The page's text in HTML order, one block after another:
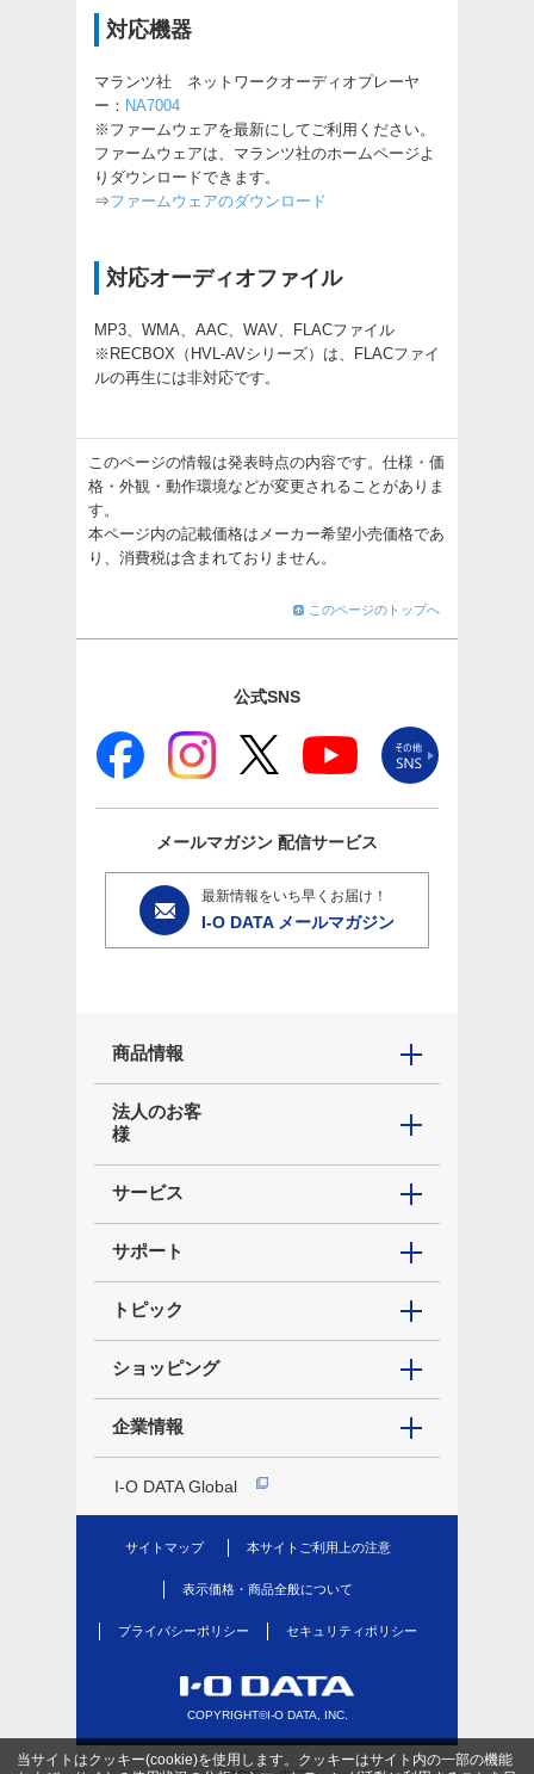
対応機器
マランツ社 ネットワークオーディオプレーヤ
ー： NA7004
※ファームウェアを最新にしてご利用ください。
ファームウェアは、マランツ社のホームページよ
りダウンロードできます。
⇒ファームウェアのダウンロード
対応オーディオファイル
MP3、WMA、AAC、WAV、FLACファイル
※RECBOX（HVL-AVシリーズ）は、FLACファイ
ルの再生には非対応です。
このページの情報は発表時点の内容です。仕様・価
格・外観・動作環境などが変更されることがありま
す。
本ページ内の記載価格はメーカー希望小売価格であ
り、消費税は含まれておりません。
このページのトップへ
公式SNS
メールマガジン 配信サービス
最新情報をいち早くお届け！
I-O DATA メールマガジン
商品情報
法人のお客
様
サービス
サポート
トピック
ショッピング
企業情報
I-O DATA Global
サイトマップ 本サイトご利用上の注意
表示価格・商品全般について
プライバシーポリシー セキュリティポリシー
COPYRIGHT©I-O DATA, INC.
当サイトはクッキー(cookie)を使用します。クッキーはサイト内の一部の機能